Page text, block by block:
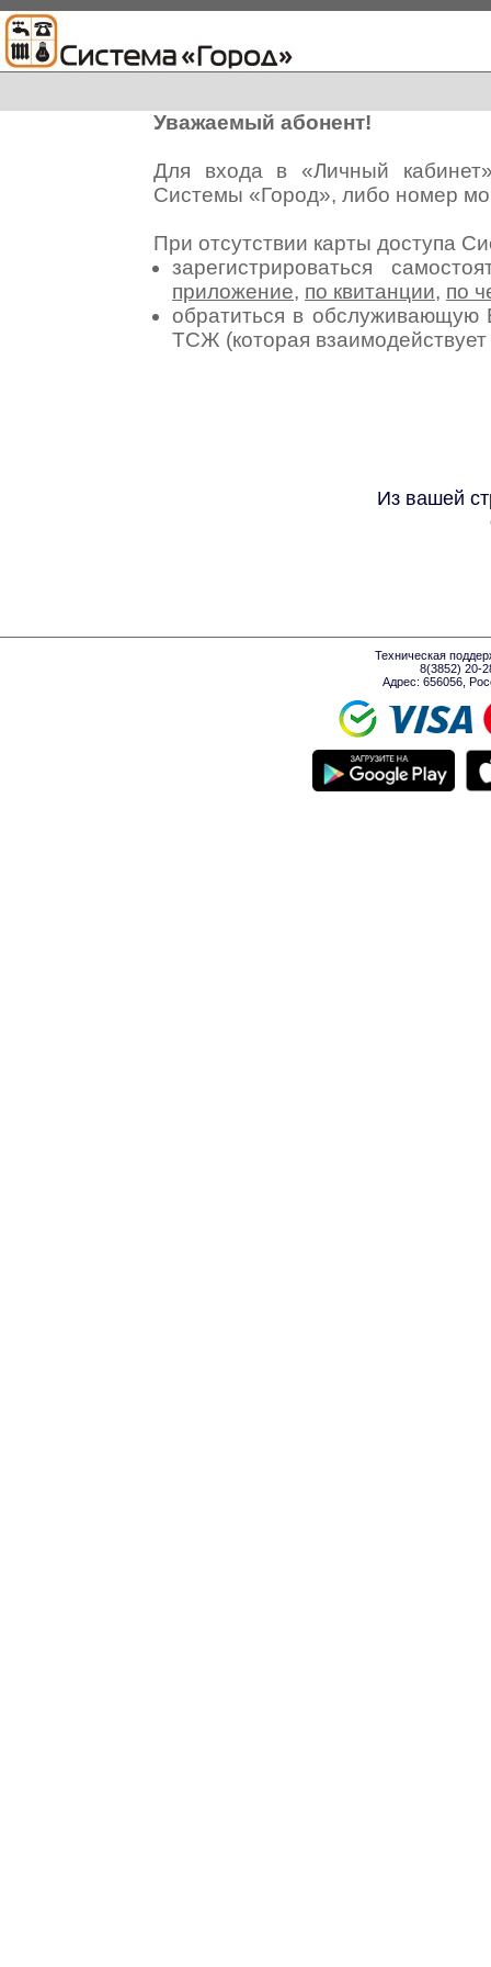
Уважаемый абонент!
Для входа в «Личный
Системы «Город», либо номер
При отсутствии карты доступа
зарегистрироваться
приложение, по квитанции, по
обратиться в
ТСЖ (которая
Из вашей
Техническая
8(3852) 20-
Адрес: 656056,